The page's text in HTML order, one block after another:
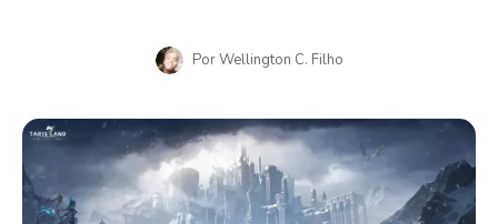
PorWellington C. Filho